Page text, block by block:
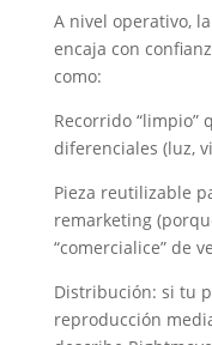
A nivel operativo,
encaja con
como:
Recorrido “limpio”
diferenciales (luz,
Pieza reutilizable
remarketing
“comercialice” de
Distribución: si tu
reproducción